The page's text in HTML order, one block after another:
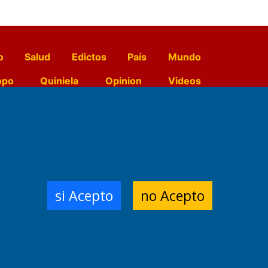
Salud Edictos País
Mundo
Quiniela Opinion
Videos
Impresora:
si Acepto no Acepto